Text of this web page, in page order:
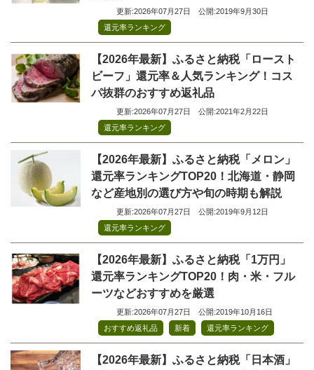
更新:2026年07月27日
公開:2019年9月30日
還元率ランキング
【2026年最新】ふるさと納税「ロースト
ビーフ」還元率＆人気ランキング！コス
パ抜群のおすすめ返礼品
更新:2026年07月27日
公開:2021年2月22日
還元率ランキング
【2026年最新】ふるさと納税「メロン」
還元率ランキングTOP20！北海道・静岡
など産地別の選び方や旬の時期も解説
更新:2026年07月27日
公開:2019年9月12日
還元率ランキング
【2026年最新】ふるさと納税「1万円」
還元率ランキングTOP20！肉・米・フル
ーツなどおすすめを厳選
更新:2026年07月27日
公開:2019年10月16日
おすすめ返礼品
新着 還元率ランキング
【2026年最新】ふるさと納税「日本酒」